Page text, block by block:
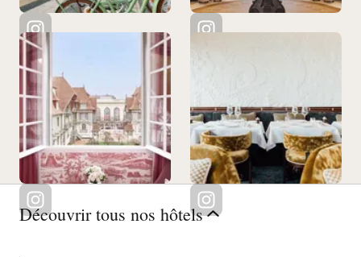
Découvrir tous nos hôtels